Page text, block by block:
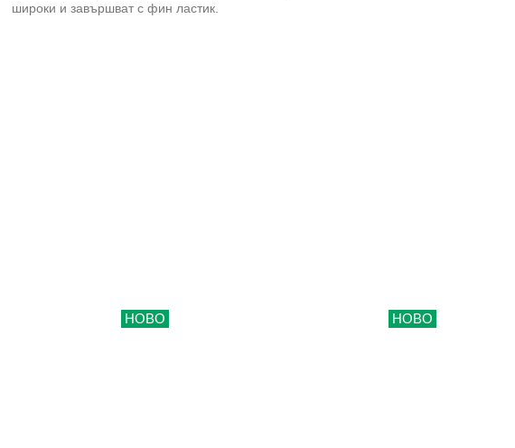
широки и завършват с фин ластик.
НОВО НОВО